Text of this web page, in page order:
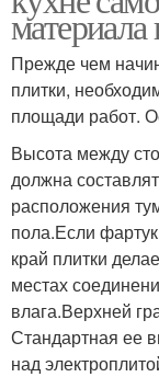
Прежде чем
плитки,
площади работ.
Высота между
должна
расположения
пола.Если
край плитки
местах
влага.Верхней
Стандартная ее
над